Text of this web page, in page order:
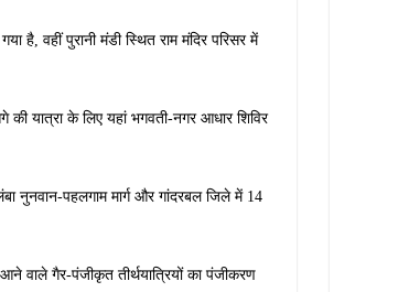
है, वहीं पुरानी मंडी स्थित राम मंदिर परिसर में
की यात्रा के लिए यहां भगवती-नगर आधार शिविर
नुनवान-पहलगाम मार्ग और गांदरबल जिले में 14
वाले गैर-पंजीकृत तीर्थयात्रियों का पंजीकरण